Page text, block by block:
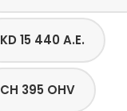
KD 15 440 A.E.
CH 395 OHV